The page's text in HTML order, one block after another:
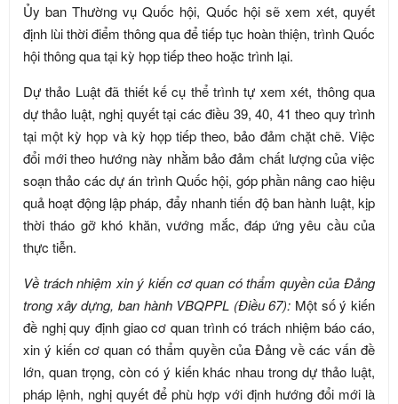
Ủy ban Thường vụ Quốc hội, Quốc hội sẽ xem xét, quyết
định lùi thời điểm thông qua để tiếp tục hoàn thiện, trình Quốc
hội thông qua tại kỳ họp tiếp theo hoặc trình lại.
Dự thảo Luật đã thiết kế cụ thể trình tự xem xét, thông qua
dự thảo luật, nghị quyết tại các điều 39, 40, 41 theo quy trình
tại một kỳ họp và kỳ họp tiếp theo, bảo đảm chặt chẽ. Việc
đổi mới theo hướng này nhằm bảo đảm chất lượng của việc
soạn thảo các dự án trình Quốc hội, góp phần nâng cao hiệu
quả hoạt động lập pháp, đẩy nhanh tiến độ ban hành luật, kịp
thời tháo gỡ khó khăn, vướng mắc, đáp ứng yêu cầu của
thực tiễn.
Về trách nhiệm xin ý kiến cơ quan có thẩm quyền của Đảng
trong xây dựng, ban hành VBQPPL (Điều 67): Một số ý kiến
đề nghị quy định giao cơ quan trình có trách nhiệm báo cáo,
xin ý kiến cơ quan có thẩm quyền của Đảng về các vấn đề
lớn, quan trọng, còn có ý kiến khác nhau trong dự thảo luật,
pháp lệnh, nghị quyết để phù hợp với định hướng đổi mới là